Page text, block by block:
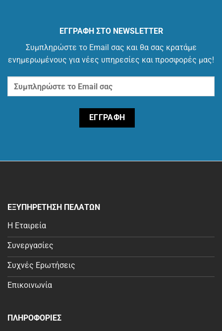
ΕΓΓΡΑΦΗ ΣΤΟ NEWSLETTER
Συμπληρώστε το Email σας και θα σας κρατάμε
ενημερωμένους για νέες υπηρεσίες και προσφορές μας!
ΕΞΥΠΗΡΕΤΗΣΗ ΠΕΛΑΤΩΝ
Η Εταιρεία
Συνεργασίες
Συχνές Ερωτήσεις
Επικοινωνία
ΠΛΗΡΟΦΟΡΙΕΣ